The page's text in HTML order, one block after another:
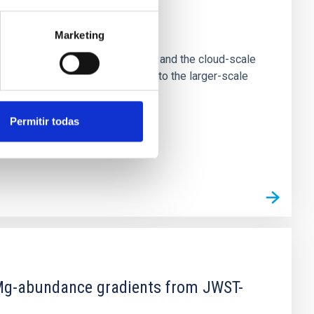
Marketing
Permitir todas
of star-forming dense cores and the cloud-scale
appear random with respect to the larger-scale
abundance gradients from JWST-